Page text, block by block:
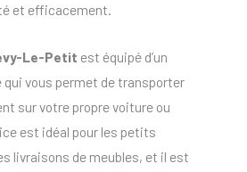
et efficacement.
Le-Petit est équipé d’un
qui vous permet de transporter
sur votre propre voiture ou
est idéal pour les petits
livraisons de meubles, et il est